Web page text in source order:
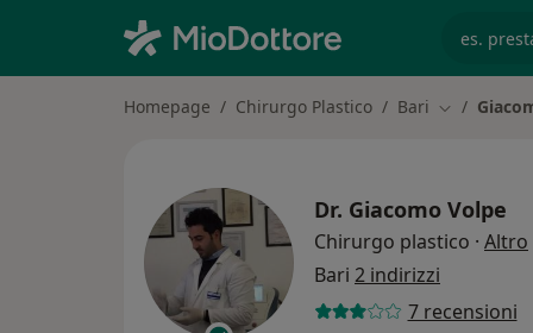
Homepage Chirurgo Plastico Bari Cambia
Dr. Giacomo Volpe
Chirurgo plastico · Altro
Bari 2 indirizzi
7 recensioni